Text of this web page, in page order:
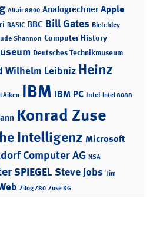
Altair 8800 Analogrechner Apple
BASIC BBC Bill Gates Bletchley
Shannon Computer History
Deutsches Technikmuseum
Wilhelm Leibniz Heinz
Aiken IBM IBM PC Intel Intel 8088
Konrad Zuse
Intelligenz Microsoft
Computer AG NSA
SPIEGELSteve Jobs Tim
Zilog Z80 Zuse KG